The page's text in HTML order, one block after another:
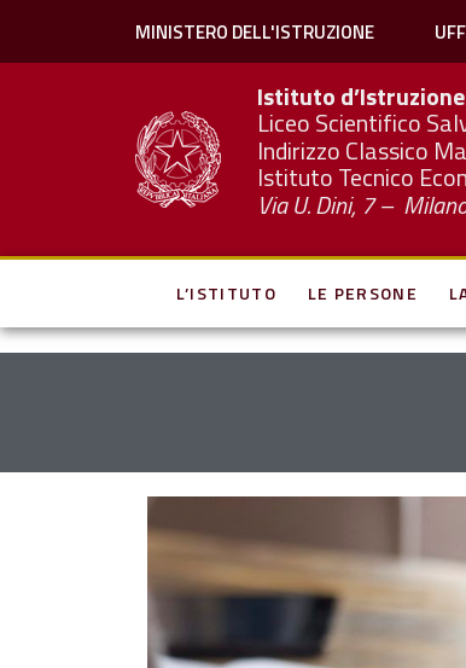
MINISTERO DELL'ISTRUZIONE
Istituto
Liceo Scientifico
Indirizzo Classico
Istituto Tecnico
Via U. Dini, 7 –
L’ISTITUTO LE PERSONE